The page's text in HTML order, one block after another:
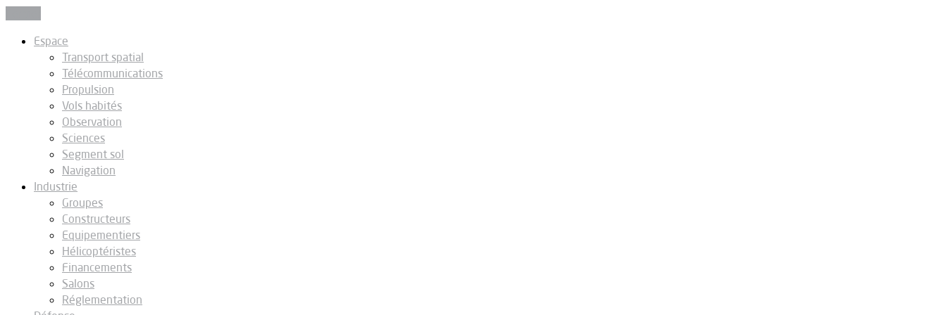
Espace
Transport spatial
Télécommunications
Propulsion
Vols habités
Observation
Sciences
Segment sol
Navigation
Industrie
Groupes
Constructeurs
Equipementiers
Hélicoptéristes
Financements
Salons
Réglementation